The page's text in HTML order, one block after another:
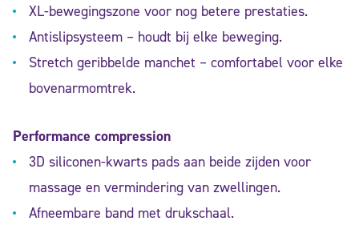
XL-bewegingszone voor nog betere prestaties.
Antislipsysteem – houdt bij elke beweging.
Stretch geribbelde manchet – comfortabel voor elke
bovenarmomtrek.
Performance compression
3D siliconen-kwarts pads aan beide zijden voor
massage en vermindering van zwellingen.
Afneembare band met drukschaal.